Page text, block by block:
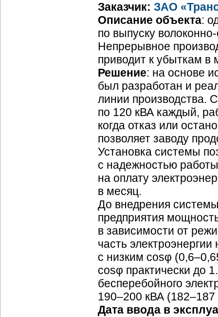
Заказчик: ЗАО
Описание объекта:
по выпуску
Непрерывное
приводит к убыткам
Решение: на основе
был разработан и
линии производства.
по 120 кВА каждый,
когда отказ или
позволяет заводу
Установка системы
с надежностью
на оплату
в месяц.
До внедрения
предприятия
в зависимости от
часть
с низким cosφ
cosφ практически до
бесперебойного
190–200 кВА (182–187
Дата ввода в